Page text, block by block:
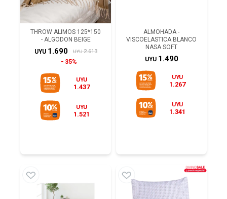
THROW ALIMOS 125*150
- ALGODON BEIGE
UYU 1.690 UYU 2.613
35%
UYU
1.437
UYU
1.521
ALMOHADA -
VISCOELASTICA BLANCO
NASA SOFT
UYU 1.490
UYU
1.267
UYU
1.341